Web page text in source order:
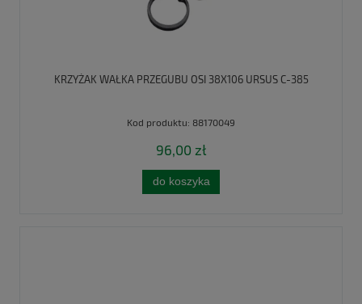
KRZYŻAK WAŁKA PRZEGUBU OSI 38X106 URSUS C-385
Kod produktu: 88170049
96,00 zł
do koszyka